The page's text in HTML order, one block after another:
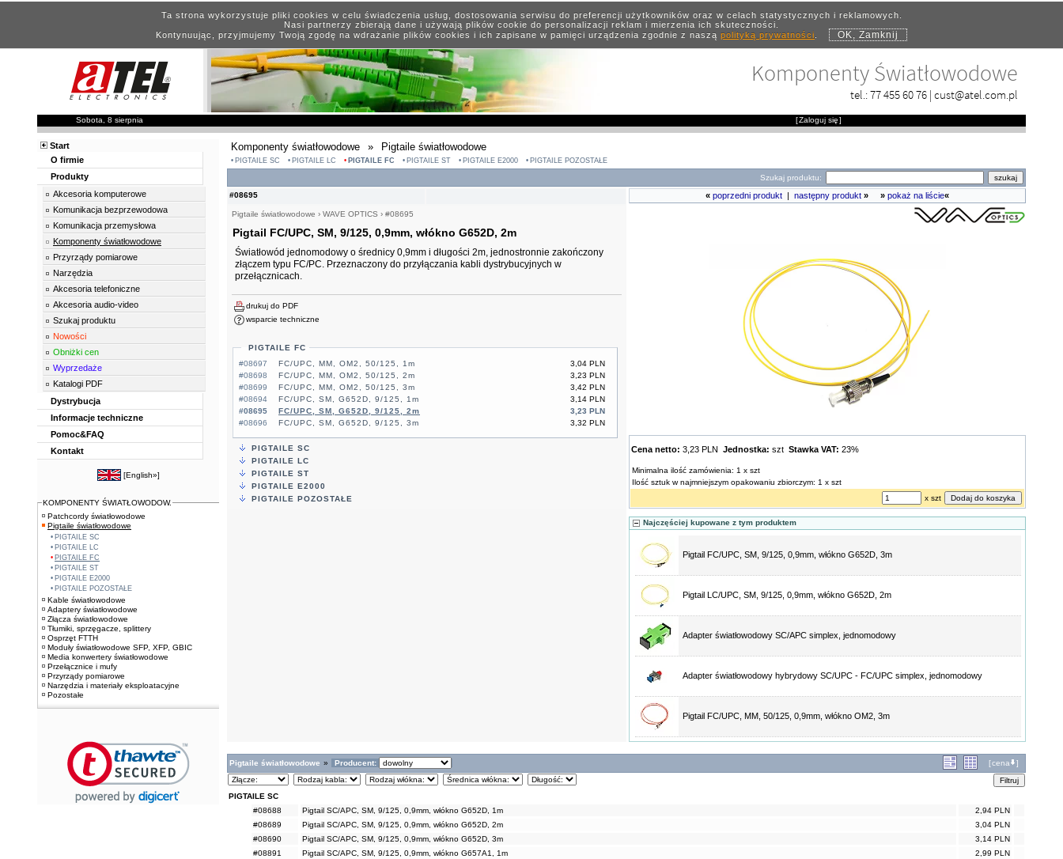
Ta strona wykorzystuje pliki cookies w celu świadczenia usług, dostosowania serwisu do preferencji użytkowników oraz w celach statystycznych i reklamowych.
Nasi partnerzy zbierają dane i używają plików cookie do personalizacji reklam i mierzenia ich skuteczności.
Kontynuując, przyjmujemy Twoją zgodę na wdrażanie plików cookies i ich zapisane w pamięci urządzenia zgodnie z naszą polityką prywatności. OK, Zamknij
Komponenty Światłowodowe
tel.:77 455 60 76 | cust@atel.com.pl
Sobota, 8 sierpnia [Zaloguj się]
Komponenty światłowodowe » Pigtaile światłowodowe
PIGTAILE SC PIGTAILE LC PIGTAILE FC PIGTAILE ST PIGTAILE E2000 PIGTAILE POZOSTAŁE
Szukaj produktu:
#08695
Pigtaile światłowodowe › WAVE OPTICS › #08695
Pigtail FC/UPC, SM, 9/125, 0,9mm, włókno G652D, 2m
Światłowód jednomodowy o średnicy 0,9mm i długości 2m, jednostronnie zakończony
złączem typu FC/PC. Przeznaczony do przyłączania kabli dystrybucyjnych w
przełącznicach.
drukuj do PDF
wsparcie techniczne
PIGTAILE FC
#08697
3,04 PLN
FC/UPC, MM, OM2, 50/125, 1m
#08698
3,23 PLN
FC/UPC, MM, OM2, 50/125, 2m
#08699
3,42 PLN
FC/UPC, MM, OM2, 50/125, 3m
#08694
3,14 PLN
FC/UPC, SM, G652D, 9/125, 1m
#08695
3,23 PLN
FC/UPC, SM, G652D, 9/125, 2m
#08696
3,32 PLN
FC/UPC, SM, G652D, 9/125, 3m
PIGTAILE SC
PIGTAILE LC
PIGTAILE ST
PIGTAILE E2000
PIGTAILE POZOSTAŁE
« poprzedni produkt następny produkt » » pokaż na liście«
Cena netto: 3,23 PLN Jednostka: szt Stawka VAT: 23%
Minimalna ilość zamówienia: 1 x szt
Ilość sztuk w najmniejszym opakowaniu zbiorczym: 1 x szt
x szt
Najczęściej kupowane z tym produktem
Pigtail FC/UPC, SM, 9/125, 0,9mm, włókno G652D, 3m
Pigtail LC/UPC, SM, 9/125, 0,9mm, włókno G652D, 2m
Adapter światłowodowy SC/APC simplex, jednomodowy
Adapter światłowodowy hybrydowy SC/UPC - FC/UPC simplex, jednomodowy
Pigtail FC/UPC, MM, 50/125, 0,9mm, włókno OM2, 3m
Pigtaile światłowodowe » Producent: [cena ]
PIGTAILE SC
#08688
Pigtail SC/APC, SM, 9/125, 0,9mm, włókno G652D, 1m
2,94 PLN
#08689
Pigtail SC/APC, SM, 9/125, 0,9mm, włókno G652D, 2m
3,04 PLN
#08690
Pigtail SC/APC, SM, 9/125, 0,9mm, włókno G652D, 3m
3,14 PLN
#08891
Pigtail SC/APC, SM, 9/125, 0,9mm, włókno G657A1, 1m
2,99 PLN
Start
O firmie
Produkty
Akcesoria komputerowe
Komunikacja bezprzewodowa
Komunikacja przemysłowa
Komponenty światłowodowe
Przyrządy pomiarowe
Narzędzia
Akcesoria telefoniczne
Akcesoria audio-video
Szukaj produktu
Nowości
Obniżki cen
Wyprzedaże
Katalogi PDF
Dystrybucja
Informacje techniczne
Pomoc&FAQ
Kontakt
[English»]
KOMPONENTY ŚWIATŁOWODOW.
Patchcordy światłowodowe
Pigtaile światłowodowe
PIGTAILE SC
PIGTAILE LC
PIGTAILE FC
PIGTAILE ST
PIGTAILE E2000
PIGTAILE POZOSTAŁE
Kable światłowodowe
Adaptery światłowodowe
Złącza światłowodowe
Tłumiki, sprzęgacze, splittery
Osprzęt FTTH
Moduły światłowodowe SFP, XFP, GBIC
Media konwertery światłowodowe
Przełącznice i mufy
Przyrządy pomiarowe
Narzędzia i materiały eksploatacyjne
Pozostałe